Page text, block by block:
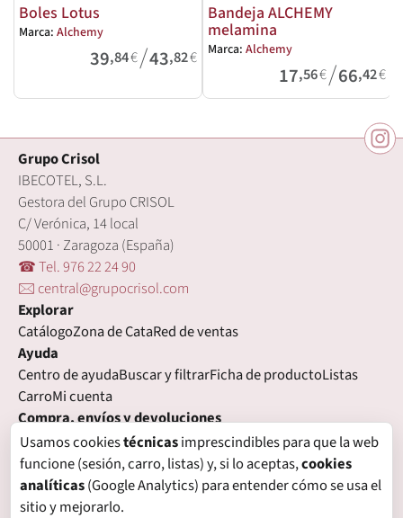
Boles Lotus
Marca: Alchemy
39,84€/43,82€
Bandeja ALCHEMY
melamina
Marca: Alchemy
17,56€/66,42€
Grupo Crisol
IBECOTEL, S.L.
Gestora del Grupo CRISOL
C/ Verónica, 14 local
50001 · Zaragoza (España)
☎ Tel. 976 22 24 90
🖂 central@grupocrisol.com
Explorar
CatálogoZona de CataRed de ventas
Ayuda
Centro de ayudaBuscar y filtrarFicha de productoListas
CarroMi cuenta
Compra, envíos y devoluciones
Condiciones de compraFormas de pagoGastos de envío
Plazos de entregaDevolucionesGarantía
Legal
Aviso legalPrivacidad
Usamos cookiestécnicasimprescindibles para que la web
funcione (sesión, carro, listas) y, si lo aceptas,cookies
analíticas(Google Analytics) para entender cómo se usa el
sitio y mejorarlo.